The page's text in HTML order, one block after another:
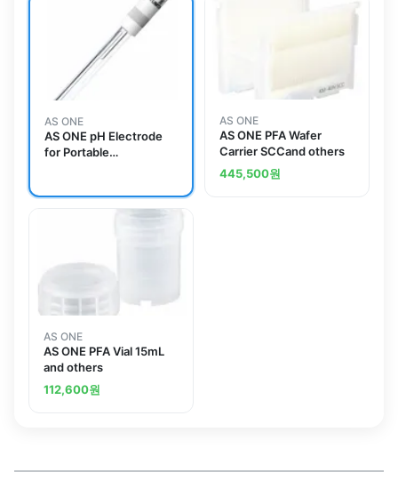
AS ONE
AS ONE pH Electrode
for Portable
AS ONE
AS ONE PFA Wafer
Carrier SCCand others
445,500원
AS ONE
AS ONE PFA Vial 15mL
and others
112,600원